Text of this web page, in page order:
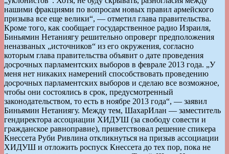
нашими фракциями по вопросам новых правил армейского
призыва все еще велики“, — отметил глава правительства.
Кроме того, как сообщает государственное радио Израиля,
Биньямин Нетаниягу решительно опроверг предположения
неназваных „источников“ из его окружения, согласно
которым глава правительства объявит о дате проведения
досрочных парламентских выборов в феврале 2013 года. „У
меня нет никаких намерений способствовать проведению
досрочных парламентских выборов и сделаю все возможное,
чтобы они состоялись в срок, предусмотренный
законодательством, то есть в ноябре 2013 года“, — заявил
Биньямин Нетаниягу. Между тем, ШахарИлан — заместитель
гендиректора ассоциации ХИДУШ (за свободу совести и
гражданское равноправие), приветствовал решение спикера
Кнессета Руби Ривлина откликнуться на призыв ассоциации
ХИДУШ и отложить роспуск Кнессета до тех пор, пока не